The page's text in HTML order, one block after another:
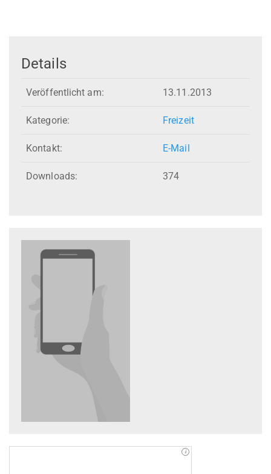
Details
Veröffentlicht am: 13.11.2013
Kategorie: Freizeit
Kontakt: E-Mail
Downloads: 374